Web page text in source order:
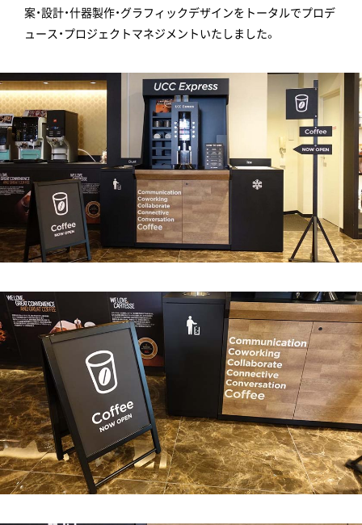
案・設計・什器製作・グラフィックデザインをトータルでプロデ
ュース・プロジェクトマネジメントいたしました。